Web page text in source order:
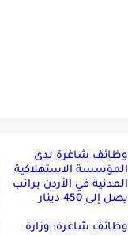
وظائف شاغرة لدى
المؤسسة الاستهلاكية
المدنية في الأردن براتب
يصل إلى 450 دينار
وظائف شاغرة: وزارة